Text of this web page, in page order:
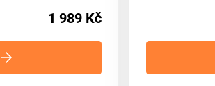
1 989 Kč